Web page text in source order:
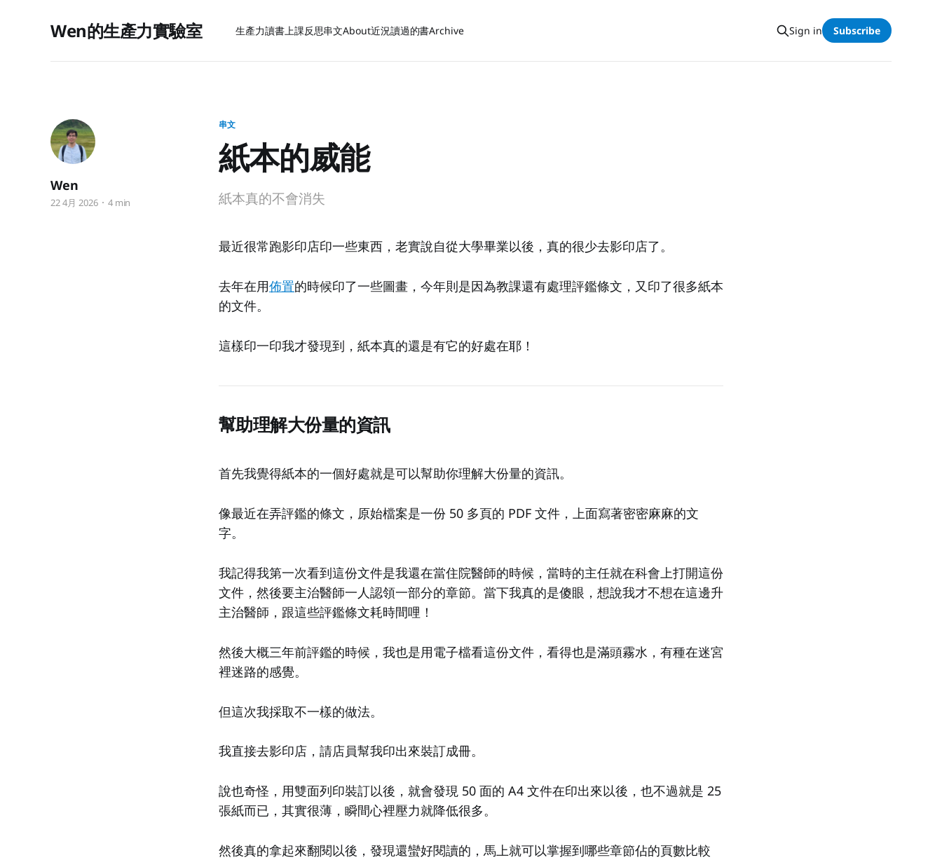
Wen的生產力實驗室 生產力讀書上課反思串文About近況讀過的書Archive Sign in Subscribe
串文
紙本的威能
紙本真的不會消失
Wen
22 4月 2026 4 min
最近很常跑影印店印一些東西，老實說自從大學畢業以後，真的很少去影印店了。
去年在用佈置的時候印了一些圖畫，今年則是因為教課還有處理評鑑條文，又印了很多紙本
的文件。
這樣印一印我才發現到，紙本真的還是有它的好處在耶！
幫助理解大份量的資訊
首先我覺得紙本的一個好處就是可以幫助你理解大份量的資訊。
像最近在弄評鑑的條文，原始檔案是一份 50 多頁的 PDF 文件，上面寫著密密麻麻的文
字。
我記得我第一次看到這份文件是我還在當住院醫師的時候，當時的主任就在科會上打開這份
文件，然後要主治醫師一人認領一部分的章節。當下我真的是傻眼，想說我才不想在這邊升
主治醫師，跟這些評鑑條文耗時間哩！
然後大概三年前評鑑的時候，我也是用電子檔看這份文件，看得也是滿頭霧水，有種在迷宮
裡迷路的感覺。
但這次我採取不一樣的做法。
我直接去影印店，請店員幫我印出來裝訂成冊。
說也奇怪，用雙面列印裝訂以後，就會發現 50 面的 A4 文件在印出來以後，也不過就是 25
張紙而已，其實很薄，瞬間心裡壓力就降低很多。
然後真的拿起來翻閱以後，發現還蠻好閱讀的，馬上就可以掌握到哪些章節佔的頁數比較